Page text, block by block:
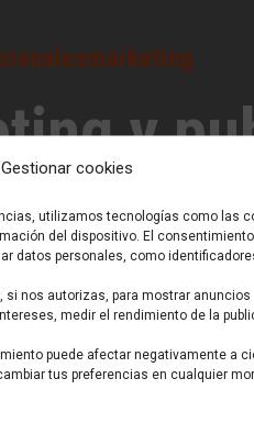
Gestionar cookies
utilizamos tecnologías como las
del dispositivo. El
datos personales, como
nos autorizas, para mostrar anuncios
medir el rendimiento de la
puede afectar negativamente a
tus preferencias en cualquier
y
su proyecto!